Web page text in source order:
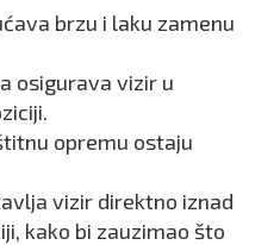
brzu i laku zamenu
osigurava vizir u
opremu ostaju
vizir direktno iznad
kako bi zauzimao što